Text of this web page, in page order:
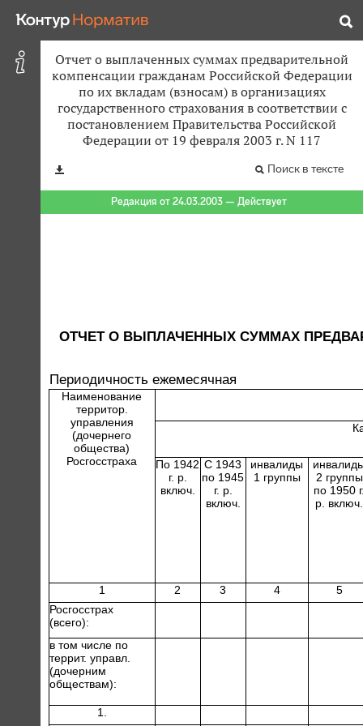
Отчет о выплаченных суммах предварительной
компенсации гражданам Российской Федерации
по их вкладам (взносам) в организациях
государственного страхования в соответствии с
постановлением Правительства Российской
Федерации от 19 февраля 2003 г. N 117
Поиск в тексте
Редакция от 24.03.2003 — Действует
ОТЧЕТ О ВЫПЛАЧЕННЫХ СУММАХ
Периодичность ежемесячная
Наименование
территор.
управления
(дочернего
общества)
Росгосстраха
По 1942
г. р.
включ.
С 1943
по 1945
г. р.
включ.
инвалиды
1 группы
2 группы
по 1950
р. включ.
1 2 3 4
5
Росгосстрах
(всего):
в том числе по
террит. управл.
(дочерним
обществам):
1.